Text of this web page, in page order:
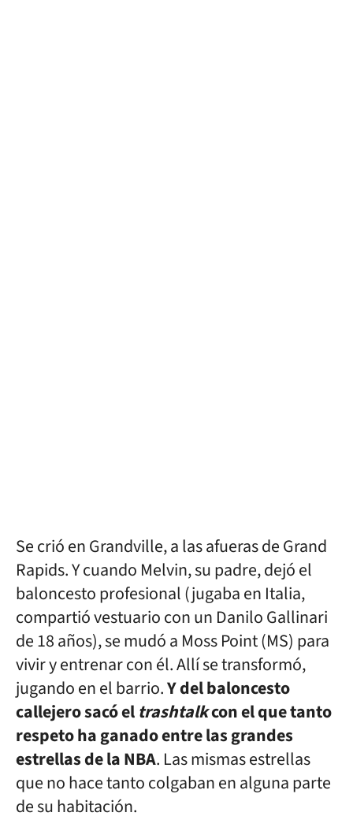
Se crió en Grandville, a las afueras deGrand
Rapids. Y cuando Melvin, su padre, dejó el
baloncesto profesional (jugaba en Italia,
compartió vestuario con un Danilo Gallinari
de 18 años), se mudó a Moss Point (MS) para
vivir y entrenar con él. Allí se transformó,
jugando en el barrio.Y del baloncesto
callejero sacó eltrashtalkcon el que tanto
respeto ha ganado entre las grandes
estrellas de la NBA. Las mismas estrellas
que no hace tanto colgaban en alguna parte
de su habitación.